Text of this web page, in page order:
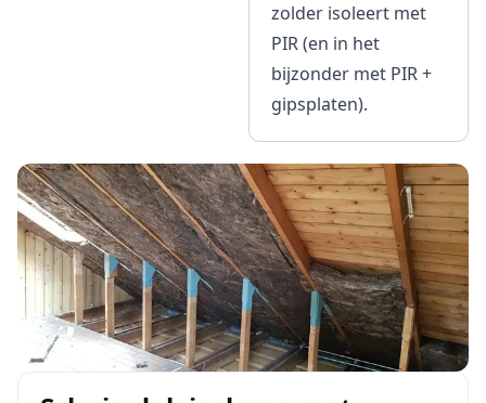
zolder isoleert met
PIR (en in het
bijzonder met PIR +
gipsplaten).